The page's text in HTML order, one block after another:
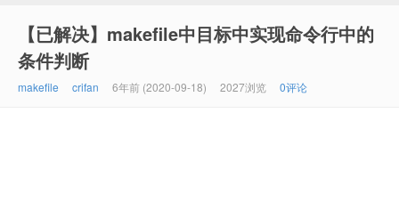
【已解决】makefile中目标中实现命令行中的
条件判断
makefile crifan 6年前 (2020-09-18) 2027浏览 0评论